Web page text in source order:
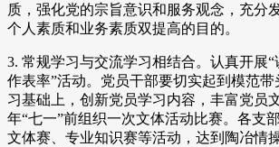
质，强化党的宗旨意识和服务观念，充分
个人素质和业务素质双提高的目的。
3. 常规学习与交流学习相结合。认真开展“
作表率”活动。党员干部要切实起到模范
习基础上，创新党员学习内容，丰富党员
年“七一”前组织一次文体活动比赛。各支
文体赛、专业知识赛等活动，达到陶冶情